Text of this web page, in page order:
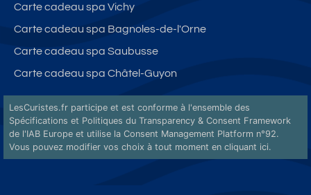
Carte cadeau spa Vichy
Carte cadeau spa Bagnoles-de-l'Orne
Carte cadeau spa Saubusse
Carte cadeau spa Châtel-Guyon
LesCuristes.fr participe et est conforme à l'ensemble des
Spécifications et Politiques du Transparency & Consent Framework
de l'IAB Europe et utilise la Consent Management Platform n°92.
Vous pouvez modifier vos choix à tout moment en cliquant ici.